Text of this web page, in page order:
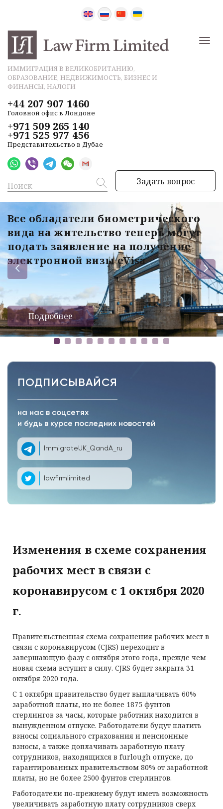
ИММИГРАЦИЯ В ВЕЛИКОБРИТАНИЮ,
ОБРАЗОВАНИЕ, НЕДВИЖИМОСТЬ, БИЗНЕС И
ФИНАНСЫ, НАЛОГИ
+44 207 907 1460
Головной офис в Лондоне
+971 509 265 140
+971 525 977 456
Представительство в Дубае
Задать вопрос
Все обладатели биометрического
вида на жительство теперь могут
подать заявление на получение
электронной визы eVisa
Подробнее
ПОДПИСЫВАЙСЯ
на нас в соцсетях
и будь в курсе последних новостей
ImmigrateUK_QandA_ru
lawfirmlimited
Изменения в схеме сохранения
рабочих мест в связи с
коронавирусом с 1 октября 2020
г.
Правительственная схема сохранения рабочих мест в
связи с коронавирусом (CJRS) переходит в
завершающую фазу с октября этого года, прежде чем
новая схема вступит в силу. CJRS будет закрыта 31
октября 2020 года.
С 1 октября правительство будет выплачивать 60%
заработной платы, но не более 1875 фунтов
стерлингов за часы, которые работник находится в
вынужденном отпуске. Работодатели будут платить
взносы социального страхования и пенсионные
взносы, а также доплачивать заработную плату
сотрудников, находящихся в furlough отпуске, до
гарантированных правительством 80% от заработной
платы, но не более 2500 фунтов стерлингов.
Работодатели по-прежнему будут иметь возможность
увеличивать заработную плату сотрудников сверх